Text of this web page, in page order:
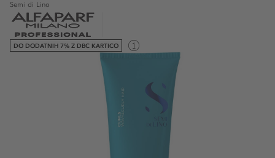
Semi di Lino
DO DODATNIH 7% Z DBC KARTICO